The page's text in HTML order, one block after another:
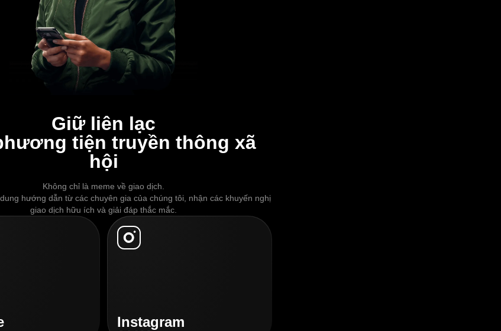
Giữ liên lạc
tiện truyền thông xã
hội
Không chỉ là meme về giao dịch.
hướng dẫn từ các chuyên gia của chúng tôi, nhận các khuyến nghị
giao dịch hữu ích và giải đáp thắc mắc.
Instagram